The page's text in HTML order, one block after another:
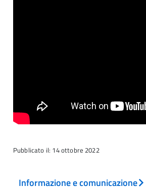
Pubblicato il: 14 ottobre 2022
Informazione e comunicazione